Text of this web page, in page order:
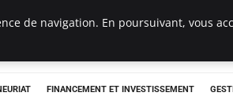
FINANCEMENT ET INVESTISSEMENT
de navigation. En poursuivant, vous